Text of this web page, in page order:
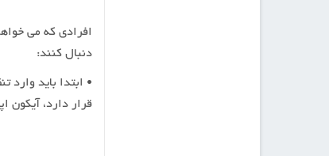
دنبال کنند:
• ابتدا باید
قرار دارد، آیکون